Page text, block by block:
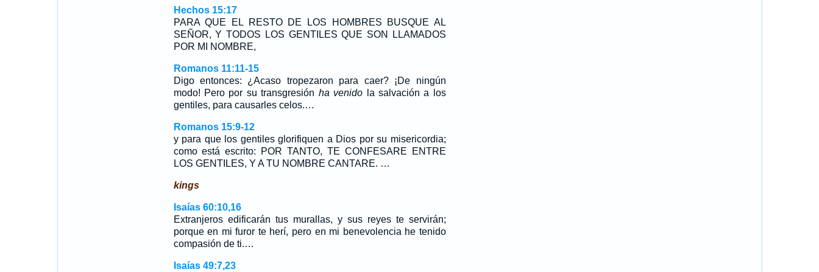
Hechos 15:17
PARA QUE EL RESTO DE LOS HOMBRES BUSQUE AL
SEÑOR, Y TODOS LOS GENTILES QUE SON LLAMADOS
POR MI NOMBRE,
Romanos 11:11-15
Digo entonces: ¿Acaso tropezaron para caer? ¡De ningún
modo! Pero por su transgresión ha venido la salvación a los
gentiles, para causarles celos.…
Romanos 15:9-12
y para que los gentiles glorifiquen a Dios por su misericordia;
como está escrito: POR TANTO, TE CONFESARE ENTRE
LOS GENTILES, Y A TU NOMBRE CANTARE. …
kings
Isaías 60:10,16
Extranjeros edificarán tus murallas, y sus reyes te servirán;
porque en mi furor te herí, pero en mi benevolencia he tenido
compasión de ti.…
Isaías 49:7,23